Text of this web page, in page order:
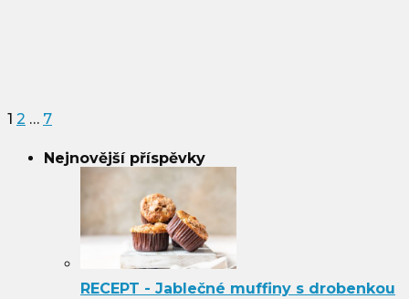
1 2 … 7
Nejnovější příspěvky
RECEPT - Jablečné muffiny s drobenkou